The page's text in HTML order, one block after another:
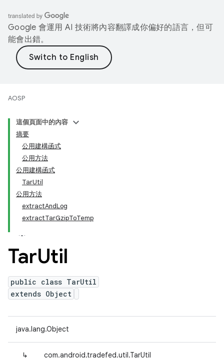
Google 會運用 AI 技術將內容翻譯成你偏好的語言，但可
能會出錯。
AOSP
這個頁面中的內容
摘要
公用建構函式
公用方法
公用建構函式
TarUtil
公用方法
extractAndLog
extractTarGzipToTemp
TarUtil
public class TarUtil
extends Object
java.lang.Object
↳ com.android.tradefed.util.TarUtil